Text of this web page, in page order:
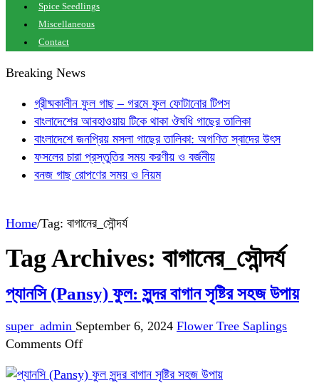
Spice Seedlings
Miscellaneous
Contact
Breaking News
গ্রীষ্মকালীন ফুল গাছ – গরমে ফুল ফোটানোর টিপস
বাংলাদেশের আবহাওয়ায় টিকে থাকা ঔষধি গাছের তালিকা
বাংলাদেশে জনপ্রিয় মসলা গাছের তালিকা: অগণিত স্বাদের উৎস
ফসলের চারা প্রস্তুতির সময় করণীয় ও বর্জনীয়
বনজ গাছ রোপণের সময় ও নিয়ম
Home/Tag: বাগানের_সৌন্দর্য
Tag Archives: বাগানের_সৌন্দর্য
প্যানসি (Pansy) ফুল: সুন্দর বাগান সৃষ্টির সহজ উপায়
super_admin September 6, 2024 Flower Tree Saplings
Comments Offon
(Pansy)